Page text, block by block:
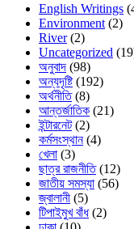
English Writings
Environment (2)
River(2)
Uncategorized
অনুবাদ (98)
অন্যদৃষ্টি(192)
অর্থনীতি(8)
আন্তর্জাতিক (21)
ইন্টারনেট(2)
কর্মসংস্থান(4)
খেলা (3)
ছাত্র রাজনীতি(12)
জাতীয় সমস্যা (56)
জ্বালানী (5)
টিপাইমুখ বাঁধ(2)